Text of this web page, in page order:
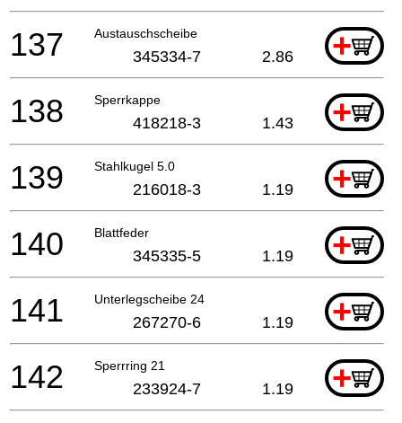
Austauschscheibe +
137 345334-7 2.86
Sperrkappe +
138 418218-3 1.43
Stahlkugel 5.0 +
139 216018-3 1.19
Blattfeder +
140 345335-5 1.19
Unterlegscheibe 24 +
141 267270-6 1.19
Sperrring 21 +
142 233924-7 1.19